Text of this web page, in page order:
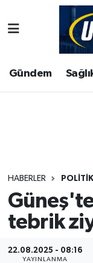
Gündem
HABERLER
tebrik
22.08.2025 - 08:16
YAYINLANMA
ASAYİS
ÇEVRE
Gündem
Kültür
Magazin
Şanlıurfa
Şanlıurfa
Tüm
Son Dakika
Haber Arşivi